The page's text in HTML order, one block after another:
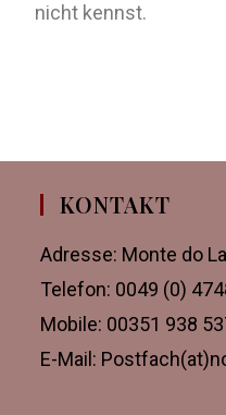
nicht kennst.
KONTAKT
Adresse: Monte do
Telefon: 0049 (0)
Mobile: 00351 938
E-Mail: